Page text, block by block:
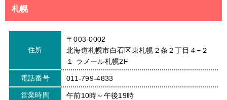
札幌
住所
〒003-0002
北海道札幌市白石区東札幌２条２丁目４−２
１ ラメール札幌2F
電話番号 011-799-4833
営業時間 午前10時～午後19時